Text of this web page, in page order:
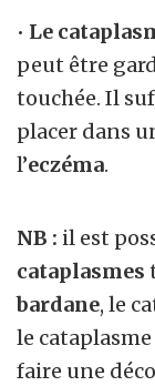
• Le
peut être
touchée. Il
placer dans
l’eczéma.
NB : il est
cataplasmes
bardane, le
le cataplasme
faire une